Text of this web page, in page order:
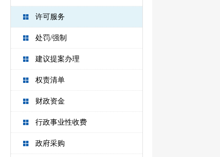
许可服务
处罚/强制
建议提案办理
权责清单
财政资金
行政事业性收费
政府采购